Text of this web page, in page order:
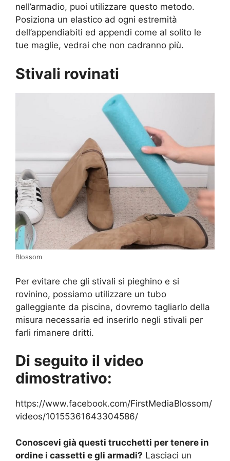
nell’armadio, puoi utilizzare questo metodo.
Posiziona un elastico ad ogni estremità
dell’appendiabiti ed appendi come al solito le
tue maglie, vedrai che non cadranno più.
Stivali rovinati
Blossom
Per evitare che gli stivali si pieghino e si
rovinino, possiamo utilizzare un tubo
galleggiante da piscina, dovremo tagliarlo della
misura necessaria ed inserirlo negli stivali per
farli rimanere dritti.
Di seguito il video
dimostrativo:
https://www.facebook.com/FirstMediaBlossom/
videos/10155361643304586/
Conoscevi già questi trucchetti per tenere in
ordine i cassetti e gli armadi? Lasciaci un